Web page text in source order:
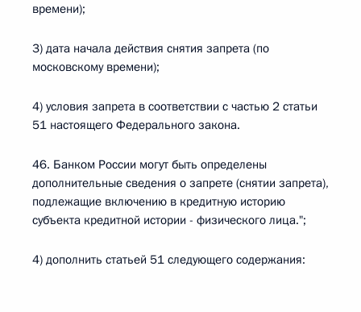
времени);
3) дата начала действия снятия запрета (по
московскому времени);
4) условия запрета в соответствии с частью 2 статьи
51 настоящего Федерального закона.
46. Банком России могут быть определены
дополнительные сведения о запрете (снятии запрета),
подлежащие включению в кредитную историю
субъекта кредитной истории - физического лица.";
4) дополнить статьей 51 следующего содержания: